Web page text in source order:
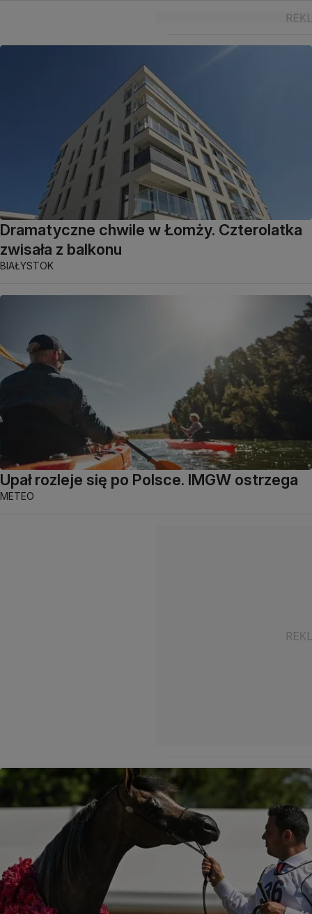
Dramatyczne chwile w Łomży. Czterolatka
zwisała z balkonu
BIAŁYSTOK
Upał rozleje się po Polsce. IMGW ostrzega
METEO